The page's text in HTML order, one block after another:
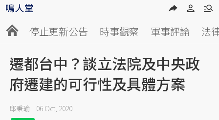
停止更新公告 時事觀察 軍事評論 法
遷都台中？談立法院及中央政
府遷建的可行性及具體方案
邱秉瑜 06 Oct, 2020